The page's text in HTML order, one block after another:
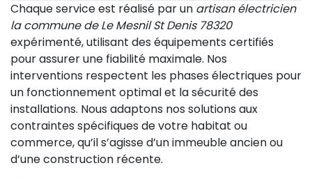
Chaque service est réalisé par un artisan électricien
la commune de Le Mesnil St Denis 78320
expérimenté, utilisant des équipements certifiés
pour assurer une fiabilité maximale. Nos
interventions respectent les phases électriques pour
un fonctionnement optimal et la sécurité des
installations. Nous adaptons nos solutions aux
contraintes spécifiques de votre habitat ou
commerce, qu’il s’agisse d’un immeuble ancien ou
d’une construction récente.